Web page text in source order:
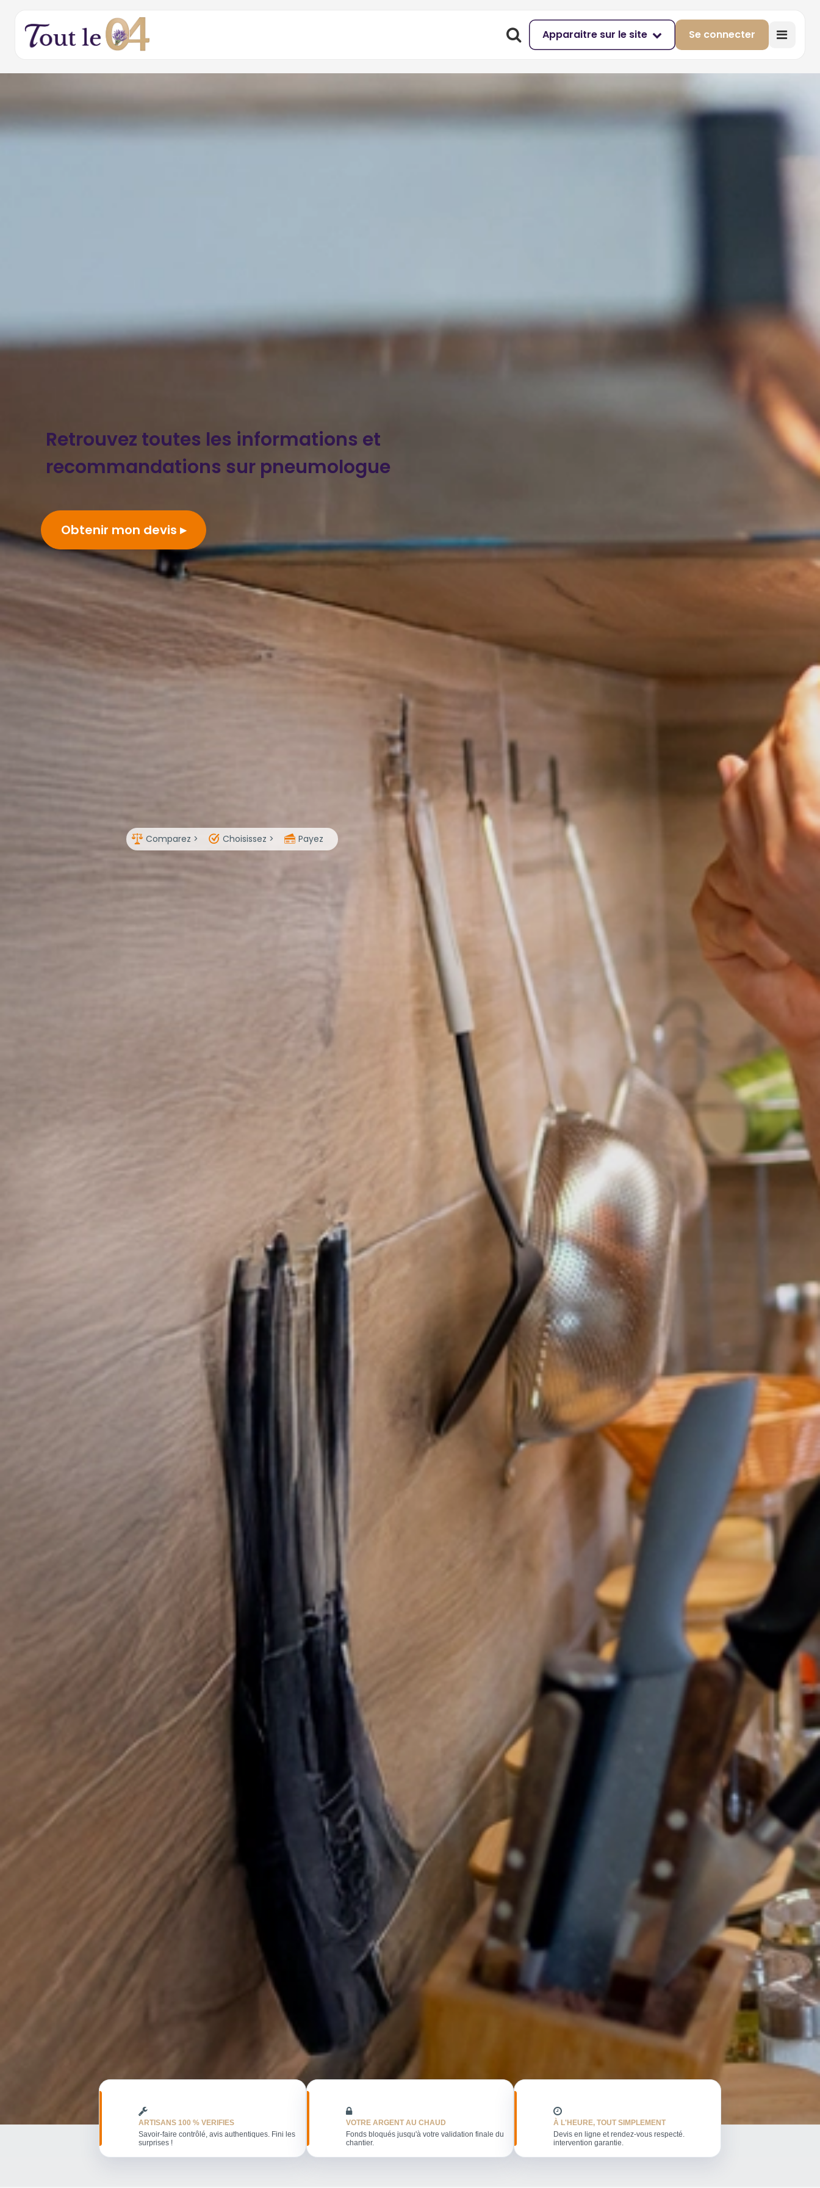
Apparaitre sur le site Se connecter
Retrouvez toutes les informations et
recommandations sur pneumologue
Obtenir mon devis
Comparez > Choisissez > Payez
ARTISANS 100 % VERIFIES
Savoir-faire contrôlé, avis authentiques. Fini les
surprises !
VOTRE ARGENT AU CHAUD
Fonds bloqués jusqu'à votre validation finale du
chantier.
À L'HEURE, TOUT SIMPLEMENT
Devis en ligne et rendez-vous respecté.
intervention garantie.